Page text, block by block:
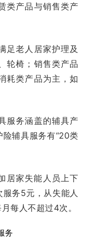
类产品与销售类产
足老人居家护理及
轮椅；销售类产品
耗类产品为主，如
服务涵盖的辅具产
辅具服务有“20类
居家失能人员上下
务5元，从失能人
每人不超过4次。
务